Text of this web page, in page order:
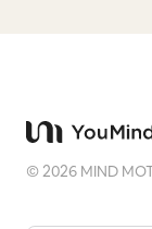
©2026 MIND